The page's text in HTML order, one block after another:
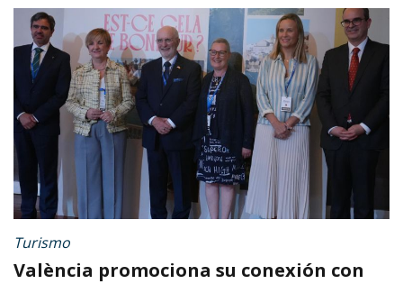
Turismo
València promociona su conexión con